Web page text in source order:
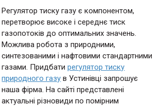
Регулятор тиску газу є компонентом,
перетворює високе і середнє тиск
газопотоків до оптимальних значень.
Можлива робота з природними,
синтезованими і нафтовими стандартними
газами. Придбатирегулятор тиску
природного газу в Устинівці запрошує
наша фірма. На сайті представлені
актуальні різновиди по помірним